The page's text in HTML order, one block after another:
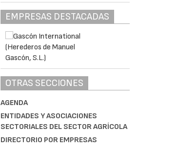
EMPRESAS DESTACADAS
OTRAS SECCIONES
AGENDA
ENTIDADES Y ASOCIACIONES
SECTORIALES DEL SECTOR AGRÍCOLA
DIRECTORIO POR EMPRESAS